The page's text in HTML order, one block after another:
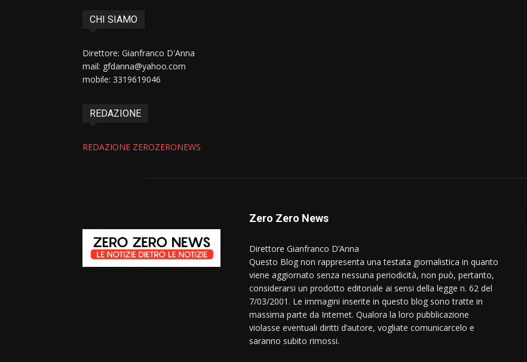
CHI SIAMO
Direttore: Gianfranco D'Anna
mail: gfdanna@yahoo.com
mobile: 3319619046
REDAZIONE
REDAZIONE ZEROZERONEWS
Zero Zero News
Direttore Gianfranco D’Anna
Questo Blog non rappresenta una testata giornalistica in quanto
viene aggiornato senza nessuna periodicità, non può, pertanto,
considerarsi un prodotto editoriale ai sensi della legge n. 62 del
7/03/2001. Le immagini inserite in questo blog sono tratte in
massima parte da Internet. Qualora la loro pubblicazione
violasse eventuali diritti d’autore, vogliate comunicarcelo e
saranno subito rimossi.